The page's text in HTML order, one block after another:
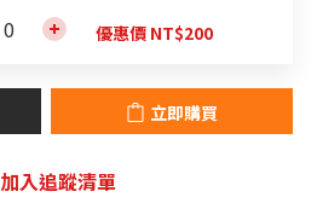
優惠價 NT$200
立即購買
加入追蹤清單